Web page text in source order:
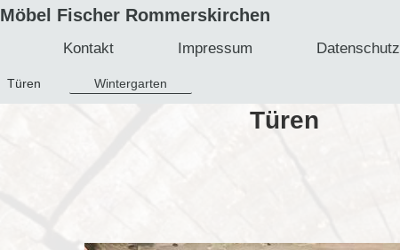
Möbel Fischer Rommerskirchen
Kontakt Impressum Datenschutz
Türen Wintergarten
Türen